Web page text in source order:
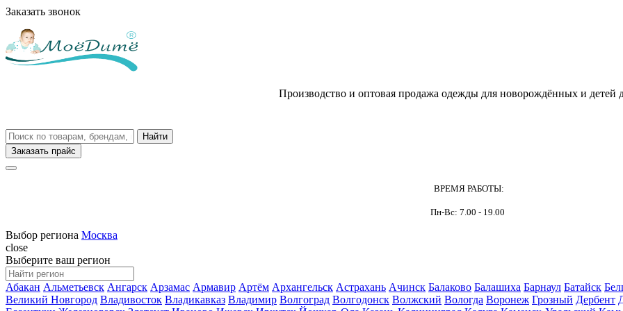
Заказать звонок
Производство и оптовая продажа одежды для новорождённых и детей
Заказать прайс
ВРЕМЯ РАБОТЫ:
Пн-Вс: 7.00 - 19.00
Выбор региона Москва
close
Выберите ваш регион
Абакан Альметьевск Ангарск Арзамас Армавир Артём Архангельск Астрахань Ачинск Балаково Балашиха Барнаул Батайск
Великий Новгород Владивосток Владикавказ Владимир Волгоград Волгодонск Волжский Вологда Воронеж Грозный Дербент